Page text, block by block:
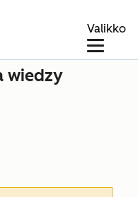
Valikko
wiedzy